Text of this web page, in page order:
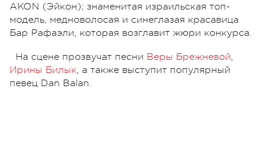
AKON (Эйкон); знаменитая израильская топ-
модель, медноволосая и синеглазая красавица
Бар Рафаэли, которая возглавит жюри конкурса.
На сцене прозвучат песни Веры Брежневой,
Ирины Билык, а также выступит популярный
певец Dan Balan.